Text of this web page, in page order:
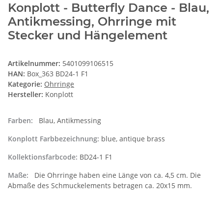
Konplott - Butterfly Dance - Blau,
Antikmessing, Ohrringe mit
Stecker und Hängelement
Artikelnummer: 5401099106515
HAN: Box_363 BD24-1 F1
Kategorie: Ohrringe
Hersteller: Konplott
Farben:
Blau, Antikmessing
Konplott Farbbezeichnung: blue, antique brass
Kollektionsfarbcode: BD24-1 F1
Maße:
Die Ohrringe haben eine Länge von ca. 4,5 cm. Die
Abmaße des Schmuckelements betragen ca. 20x15 mm.